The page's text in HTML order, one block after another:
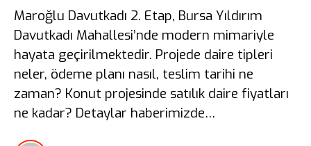
Maroğlu Davutkadı 2. Etap, Bursa Yıldırım
Davutkadı Mahallesi’nde modern mimariyle
hayata geçirilmektedir. Projede daire tipleri
neler, ödeme planı nasıl, teslim tarihi ne
zaman? Konut projesinde satılık daire fiyatları
ne kadar? Detaylar haberimizde…